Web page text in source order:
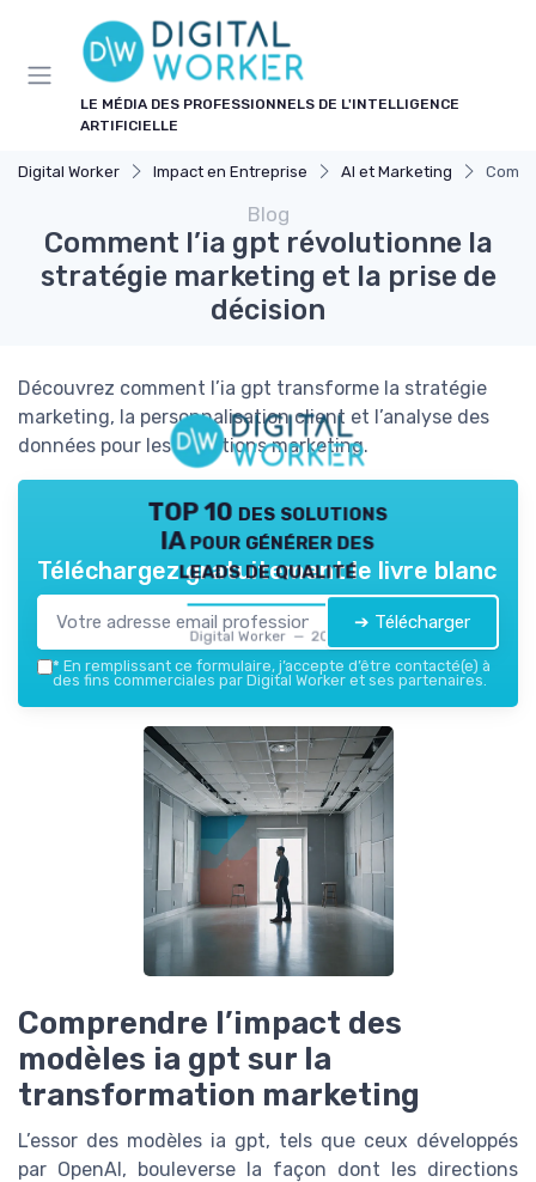
LE MÉDIA DES PROFESSIONNELS DE L'INTELLIGENCE
ARTIFICIELLE
Digital Worker Impact en Entreprise AI et Marketing
Blog
Comment l’ia gpt révolutionne la
stratégie marketing et la prise de
décision
Découvrez comment l’ia gpt transforme la stratégie
marketing, la personnalisation client et l’analyse des
données pour les directions marketing.
TOP 10 des solutions
IA pour générer des
leads de qualité
Digital Worker — 2026
Téléchargez gratuitement le livre blanc
➔ Télécharger
* En remplissant ce formulaire, j’accepte d’être contacté(e) à
des fins commerciales par Digital Worker et ses partenaires.
Comprendre l’impact des
modèles ia gpt sur la
transformation marketing
L’essor des modèles ia gpt, tels que ceux développés
par OpenAI, bouleverse la façon dont les directions